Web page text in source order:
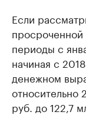
Если
просроченной
периоды с
начиная с
денежном
относительно
руб. до 122,7